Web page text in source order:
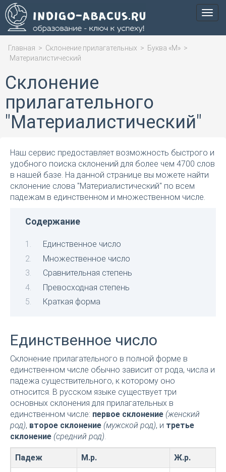
Меню
Главная > Склонение прилагательных > Буква «М» >
Материалистический
Склонение
прилагательного
"Материалистический"
Наш сервис предоставляет возможность быстрого и
удобного поиска склонений для более чем 4700 слов
в нашей базе. На данной странице вы можете найти
склонение слова "Материалистический" по всем
падежам в единственном и множественном числе.
Содержание
Единственное число
Множественное число
Сравнительная степень
Превосходная степень
Краткая форма
Единственное число
Склонение прилагательного в полной форме в
единственном числе обычно зависит от рода, числа и
падежа существительного, к которому оно
относится. В русском языке существует три
основных склонения для прилагательных в
единственном числе: первое склонение (женский
род), второе склонение (мужской род), и третье
склонение (средний род).
Падеж М.р. Ж.р.